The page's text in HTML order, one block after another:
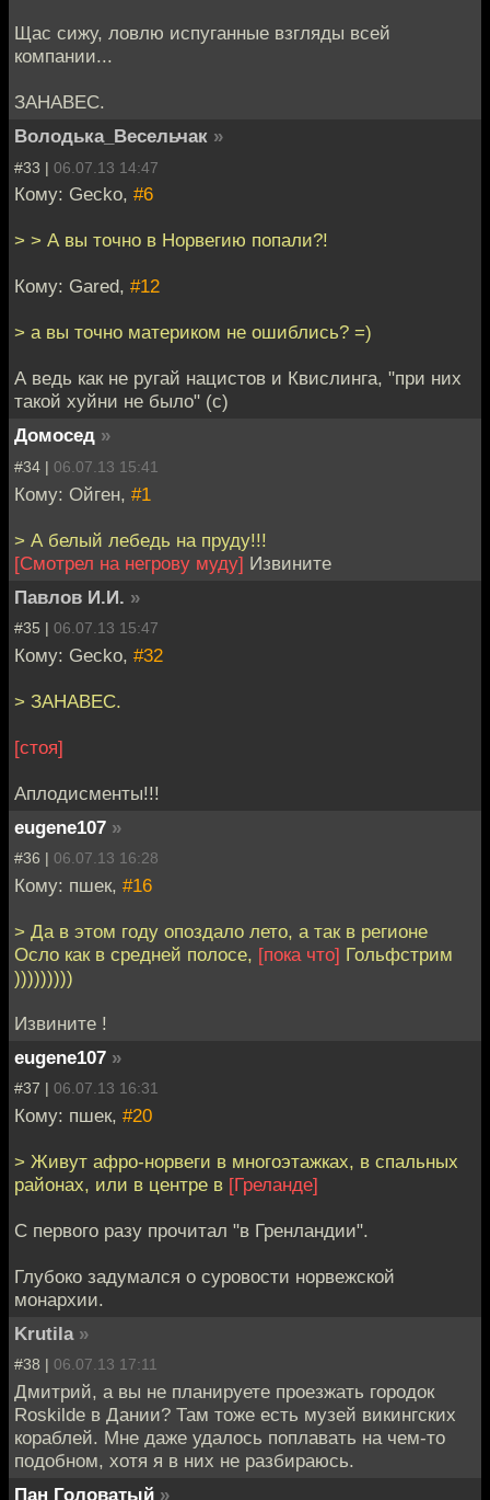
Щас сижу, ловлю испуганные взгляды всей
компании...
ЗАНАВЕС.
Володька_Весельчак »
#33 | 06.07.13 14:47
Кому: Gecko, #6
> > А вы точно в Норвегию попали?!
Кому: Gared, #12
> а вы точно материком не ошиблись? =)
А ведь как не ругай нацистов и Квислинга, "при них
такой хуйни не было" (c)
Домосед »
#34 | 06.07.13 15:41
Кому: Ойген, #1
> А белый лебедь на пруду!!!
[Смотрел на негрову муду] Извините
Павлов И.И. »
#35 | 06.07.13 15:47
Кому: Gecko, #32
> ЗАНАВЕС.
[стоя]
Аплодисменты!!!
eugene107 »
#36 | 06.07.13 16:28
Кому: пшек, #16
> Да в этом году опоздало лето, а так в регионе
Осло как в средней полосе, [пока что] Гольфстрим
)))))))))
Извините !
eugene107 »
#37 | 06.07.13 16:31
Кому: пшек, #20
> Живут афро-норвеги в многоэтажках, в спальных
районах, или в центре в [Греланде]
С первого разу прочитал "в Гренландии".
Глубоко задумался о суровости норвежской
монархии.
Krutila »
#38 | 06.07.13 17:11
Дмитрий, а вы не планируете проезжать городок
Roskilde в Дании? Там тоже есть музей викингских
кораблей. Мне даже удалось поплавать на чем-то
подобном, хотя я в них не разбираюсь.
Пан Головатый »